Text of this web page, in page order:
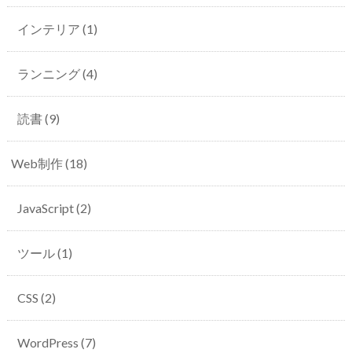
インテリア (1)
ランニング(4)
読書(9)
Web制作(18)
JavaScript(2)
ツール(1)
CSS (2)
WordPress (7)